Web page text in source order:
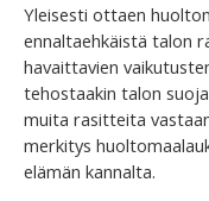
Yleisesti ottaen
ennaltaehkäistä talon
havaittavien
tehostaakin talon
muita rasitteita
merkitys
elämän kannalta.